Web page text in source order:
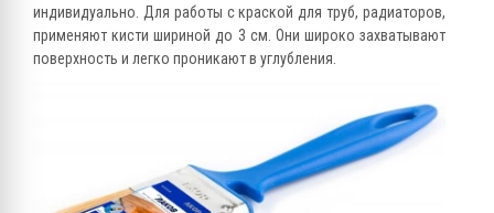
индивидуально. Для работы с краской для труб, радиаторов,
применяют кисти шириной до 3 см. Они широко захватывают
поверхность и легко проникают в углубления.